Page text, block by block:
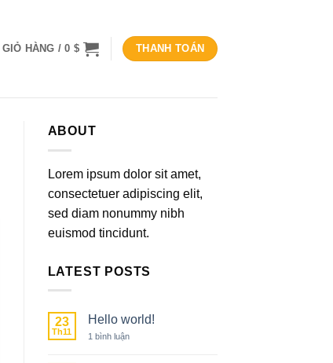
GIỎ HÀNG /0 $ THANH TOÁN
ABOUT
Lorem ipsum dolor sit amet,
consectetuer adipiscing elit,
sed diam nonummy nibh
euismod tincidunt.
LATEST POSTS
23
Th11
Hello world!
1 bình luậnở